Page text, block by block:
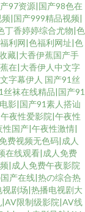
97资源|国产98色在
|国产999精品视频|
丁香婷婷综合尤物|色
利网|色福利网址|色
藏|大香伊蕉国产手
在|大香伊人中文字
字幕伊人 国产91丝
袜在线精品|国产91
影|国产91素人搭讪
夜性爱影院|午夜性
国产|午夜性激情|
费视频无色码|成人
在线观看|成人免费
|成人免费午夜影院
产在线|热の综合热
剧场|热播电视剧大
限制级影院|AV线